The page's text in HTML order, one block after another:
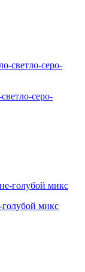
серо-
голубой микс